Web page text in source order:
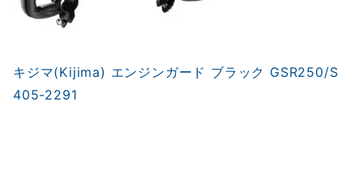
キジマ(Kijima) エンジンガード ブラック GSR250/S
405-2291